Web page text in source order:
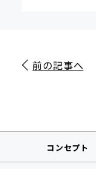
前の記事へ
コンセプト